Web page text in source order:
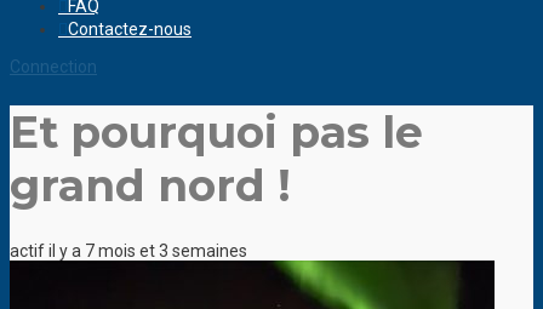
FAQ
Contactez-nous
Connection
Et pourquoi pas le
grand nord !
actif il y a 7 mois et 3 semaines